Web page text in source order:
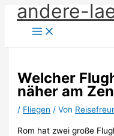
Zum
Inhalt
springen
andere-
Welcher
näher am
/ Fliegen / Von
Rom hat zwei große